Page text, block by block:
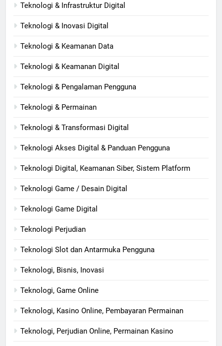
Teknologi & Infrastruktur Digital
Teknologi & Inovasi Digital
Teknologi & Keamanan Data
Teknologi & Keamanan Digital
Teknologi & Pengalaman Pengguna
Teknologi & Permainan
Teknologi & Transformasi Digital
Teknologi Akses Digital & Panduan Pengguna
Teknologi Digital, Keamanan Siber, Sistem Platform
Teknologi Game / Desain Digital
Teknologi Game Digital
Teknologi Perjudian
Teknologi Slot dan Antarmuka Pengguna
Teknologi, Bisnis, Inovasi
Teknologi, Game Online
Teknologi, Kasino Online, Pembayaran Permainan
Teknologi, Perjudian Online, Permainan Kasino